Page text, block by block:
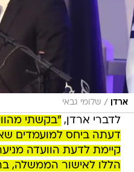
ארדן / שלומי גבאי
לדברי ארדן,"בקשתי
דעתה ביחס למועמדים
קיימת לדעת הוועדה
הללו לאישור הממשלה,